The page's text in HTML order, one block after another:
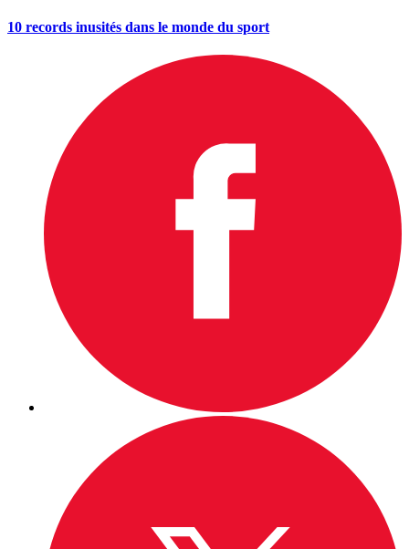
10 records inusités dans le monde du sport